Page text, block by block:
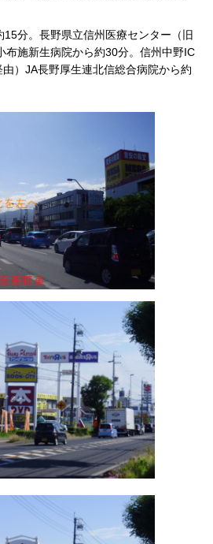
分。長野県立信州医療センター（旧
布施新生病院から約30分。信州中野IC
）JA長野厚生連北信総合病院から約